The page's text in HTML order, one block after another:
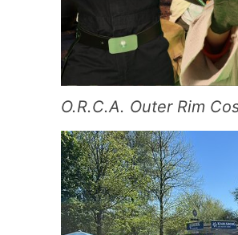
O.R.C.A. Outer Rim